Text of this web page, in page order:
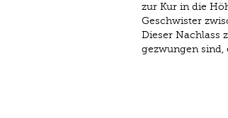
zur Kur in die
Geschwister
Dieser Nachlass
gezwungen sind,